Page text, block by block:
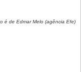
é de Edmar Melo (agência Efe)